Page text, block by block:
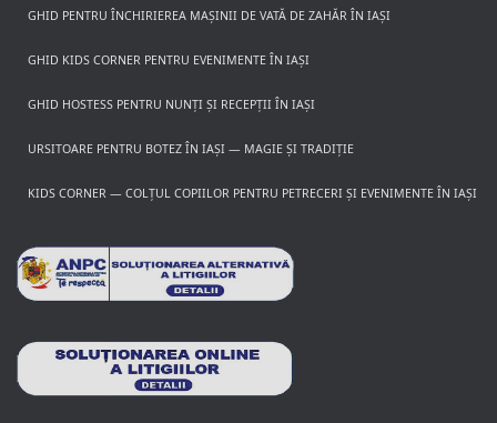
GHID PENTRU ÎNCHIRIEREA MAȘINII DE VATĂ DE ZAHĂR ÎN IAȘI
GHID KIDS CORNER PENTRU EVENIMENTE ÎN IAȘI
GHID HOSTESS PENTRU NUNȚI ȘI RECEPȚII ÎN IAȘI
URSITOARE PENTRU BOTEZ ÎN IAȘI — MAGIE ȘI TRADIȚIE
KIDS CORNER — COLȚUL COPIILOR PENTRU PETRECERI ȘI EVENIMENTE ÎN IAȘI